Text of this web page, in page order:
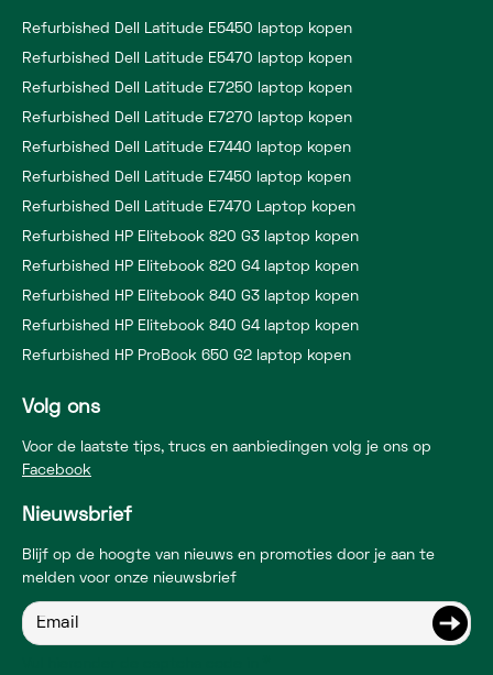
Refurbished Dell Latitude E5450 laptop kopen
Refurbished Dell Latitude E5470 laptop kopen
Refurbished Dell Latitude E7250 laptop kopen
Refurbished Dell Latitude E7270 laptop kopen
Refurbished Dell Latitude E7440 laptop kopen
Refurbished Dell Latitude E7450 laptop kopen
Refurbished Dell Latitude E7470 Laptop kopen
Refurbished HP Elitebook 820 G3 laptop kopen
Refurbished HP Elitebook 820 G4 laptop kopen
Refurbished HP Elitebook 840 G3 laptop kopen
Refurbished HP Elitebook 840 G4 laptop kopen
Refurbished HP ProBook 650 G2 laptop kopen
Volg ons
Voor de laatste tips, trucs en aanbiedingen volg je ons op
Facebook
Nieuwsbrief
Blijf op de hoogte van nieuws en promoties door je aan te
melden voor onze nieuwsbrief